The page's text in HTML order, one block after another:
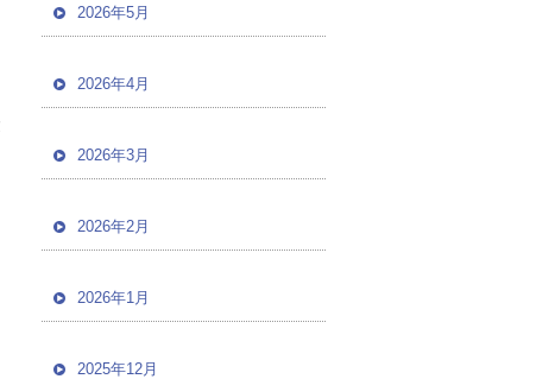
2026年5月
2026年4月
2026年3月
2026年2月
2026年1月
2025年12月